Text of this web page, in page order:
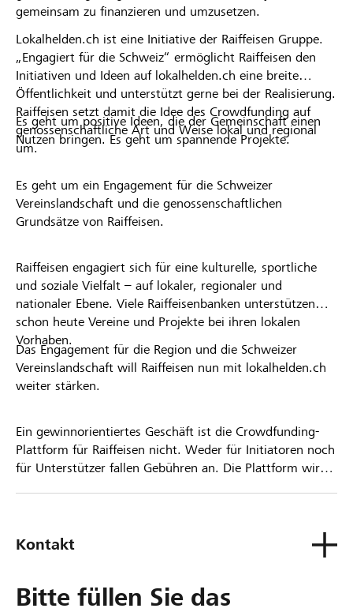
gemeinsam zu finanzieren und umzusetzen.
Lokalhelden.ch ist eine Initiative der Raiffeisen Gruppe.
„Engagiert für die Schweiz“ ermöglicht Raiffeisen den
Initiativen und Ideen auf lokalhelden.ch eine breite
Öffentlichkeit und unterstützt gerne bei der Realisierung.
Raiffeisen setzt damit die Idee des Crowdfunding auf
genossenschaftliche Art und Weise lokal und regional
um.
Es geht um positive Ideen, die der Gemeinschaft einen
Nutzen bringen. Es geht um spannende Projekte.
Es geht um ein Engagement für die Schweizer
Vereinslandschaft und die genossenschaftlichen
Grundsätze von Raiffeisen.
Raiffeisen engagiert sich für eine kulturelle, sportliche
und soziale Vielfalt – auf lokaler, regionaler und
nationaler Ebene. Viele Raiffeisenbanken unterstützen
schon heute Vereine und Projekte bei ihren lokalen
Vorhaben.
Das Engagement für die Region und die Schweizer
Vereinslandschaft will Raiffeisen nun mit lokalhelden.ch
weiter stärken.
Ein gewinnorientiertes Geschäft ist die Crowdfunding-
Plattform für Raiffeisen nicht. Weder für Initiatoren noch
für Unterstützer fallen Gebühren an. Die Plattform wird
Kontakt
Bitte füllen Sie das